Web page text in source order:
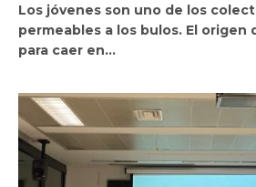
Los jóvenes son uno de los
permeables a los bulos. El origen
para caer en…